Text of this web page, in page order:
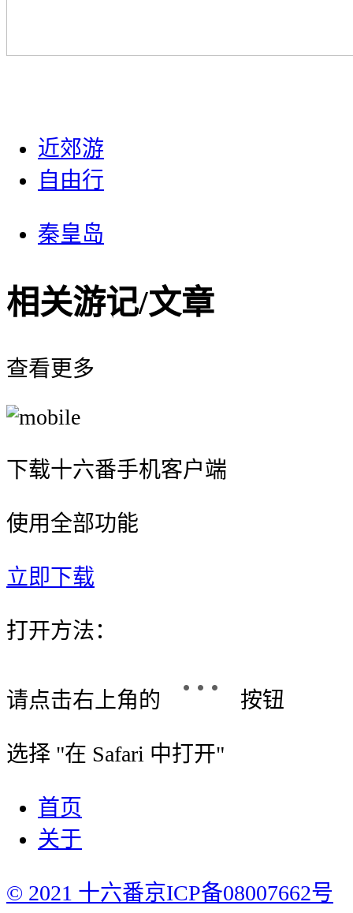
近郊游
自由行
秦皇岛
相关游记/文章
查看更多
下载十六番手机客户端
使用全部功能
立即下载
打开方法：
请点击右上角的 按钮
选择 "在 Safari 中打开"
首页
关于
© 2021 十六番京ICP备08007662号